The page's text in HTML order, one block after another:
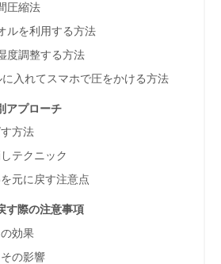
圧縮法
ルを利用する方法
度調整する方法
入れてスマホで圧をかける方法
アプローチ
方法
テクニック
元に戻す注意点
す際の注意事項
効果
の影響